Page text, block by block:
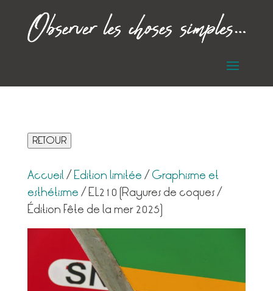
RETOUR
Accueil/Edition limitée/Graphisme et
esthétisme/ EL210 (Rayures de coques /
Édition Fête de la mer 2025)